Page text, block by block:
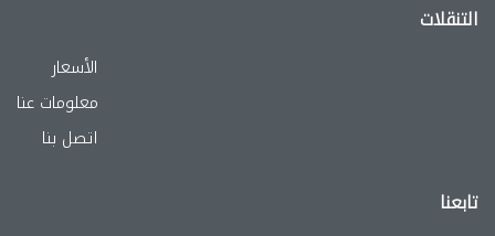
التنقلات
الأسعار
معلومات عنا
اتصل بنا
تابعنا